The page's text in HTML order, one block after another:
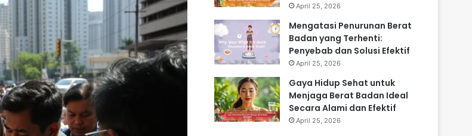
April 25, 2026
Mengatasi Penurunan Berat
Badan yang Terhenti:
Penyebab dan Solusi Efektif
April 25, 2026
Gaya Hidup Sehat untuk
Menjaga Berat Badan Ideal
Secara Alami dan Efektif
April 25, 2026